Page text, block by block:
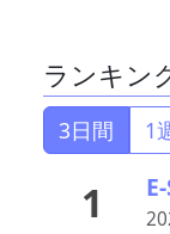
ランキン
3日間 1
1